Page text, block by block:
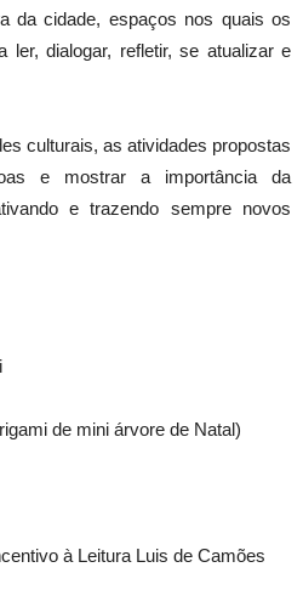
da cidade, espaços nos quais os
ler, dialogar, refletir, se atualizar e
culturais, as atividades propostas
e mostrar a importância da
e trazendo sempre novos
de mini árvore de Natal)
à Leitura Luis de Camões